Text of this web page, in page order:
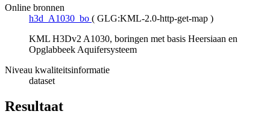
Online bronnen
h3d_A1030_bo ( GLG:KML-2.0-http-get-map )
KML H3Dv2 A1030, boringen met basis Heersiaan en
Opglabbeek Aquifersysteem
Niveau kwaliteitsinformatie
dataset
Resultaat